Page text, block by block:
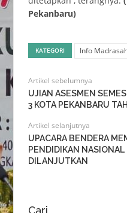
Pekanbaru)
KATEGORI Info
Artikel sebelumnya
UJIAN ASESMEN
3 KOTA PEKANBARU
Artikel selanjutnya
UPACARA BENDERA
PENDIDIKAN
DILANJUTKAN